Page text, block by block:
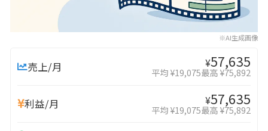
※AI生成画像
売上/月 ¥57,635
平均 ¥19,075最高 ¥75,892
利益/月 ¥57,635
平均 ¥19,075最高 ¥75,892